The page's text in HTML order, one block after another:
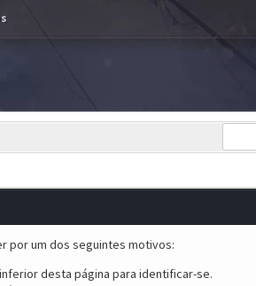
por um dos seguintes motivos:
desta página para identificar-se.